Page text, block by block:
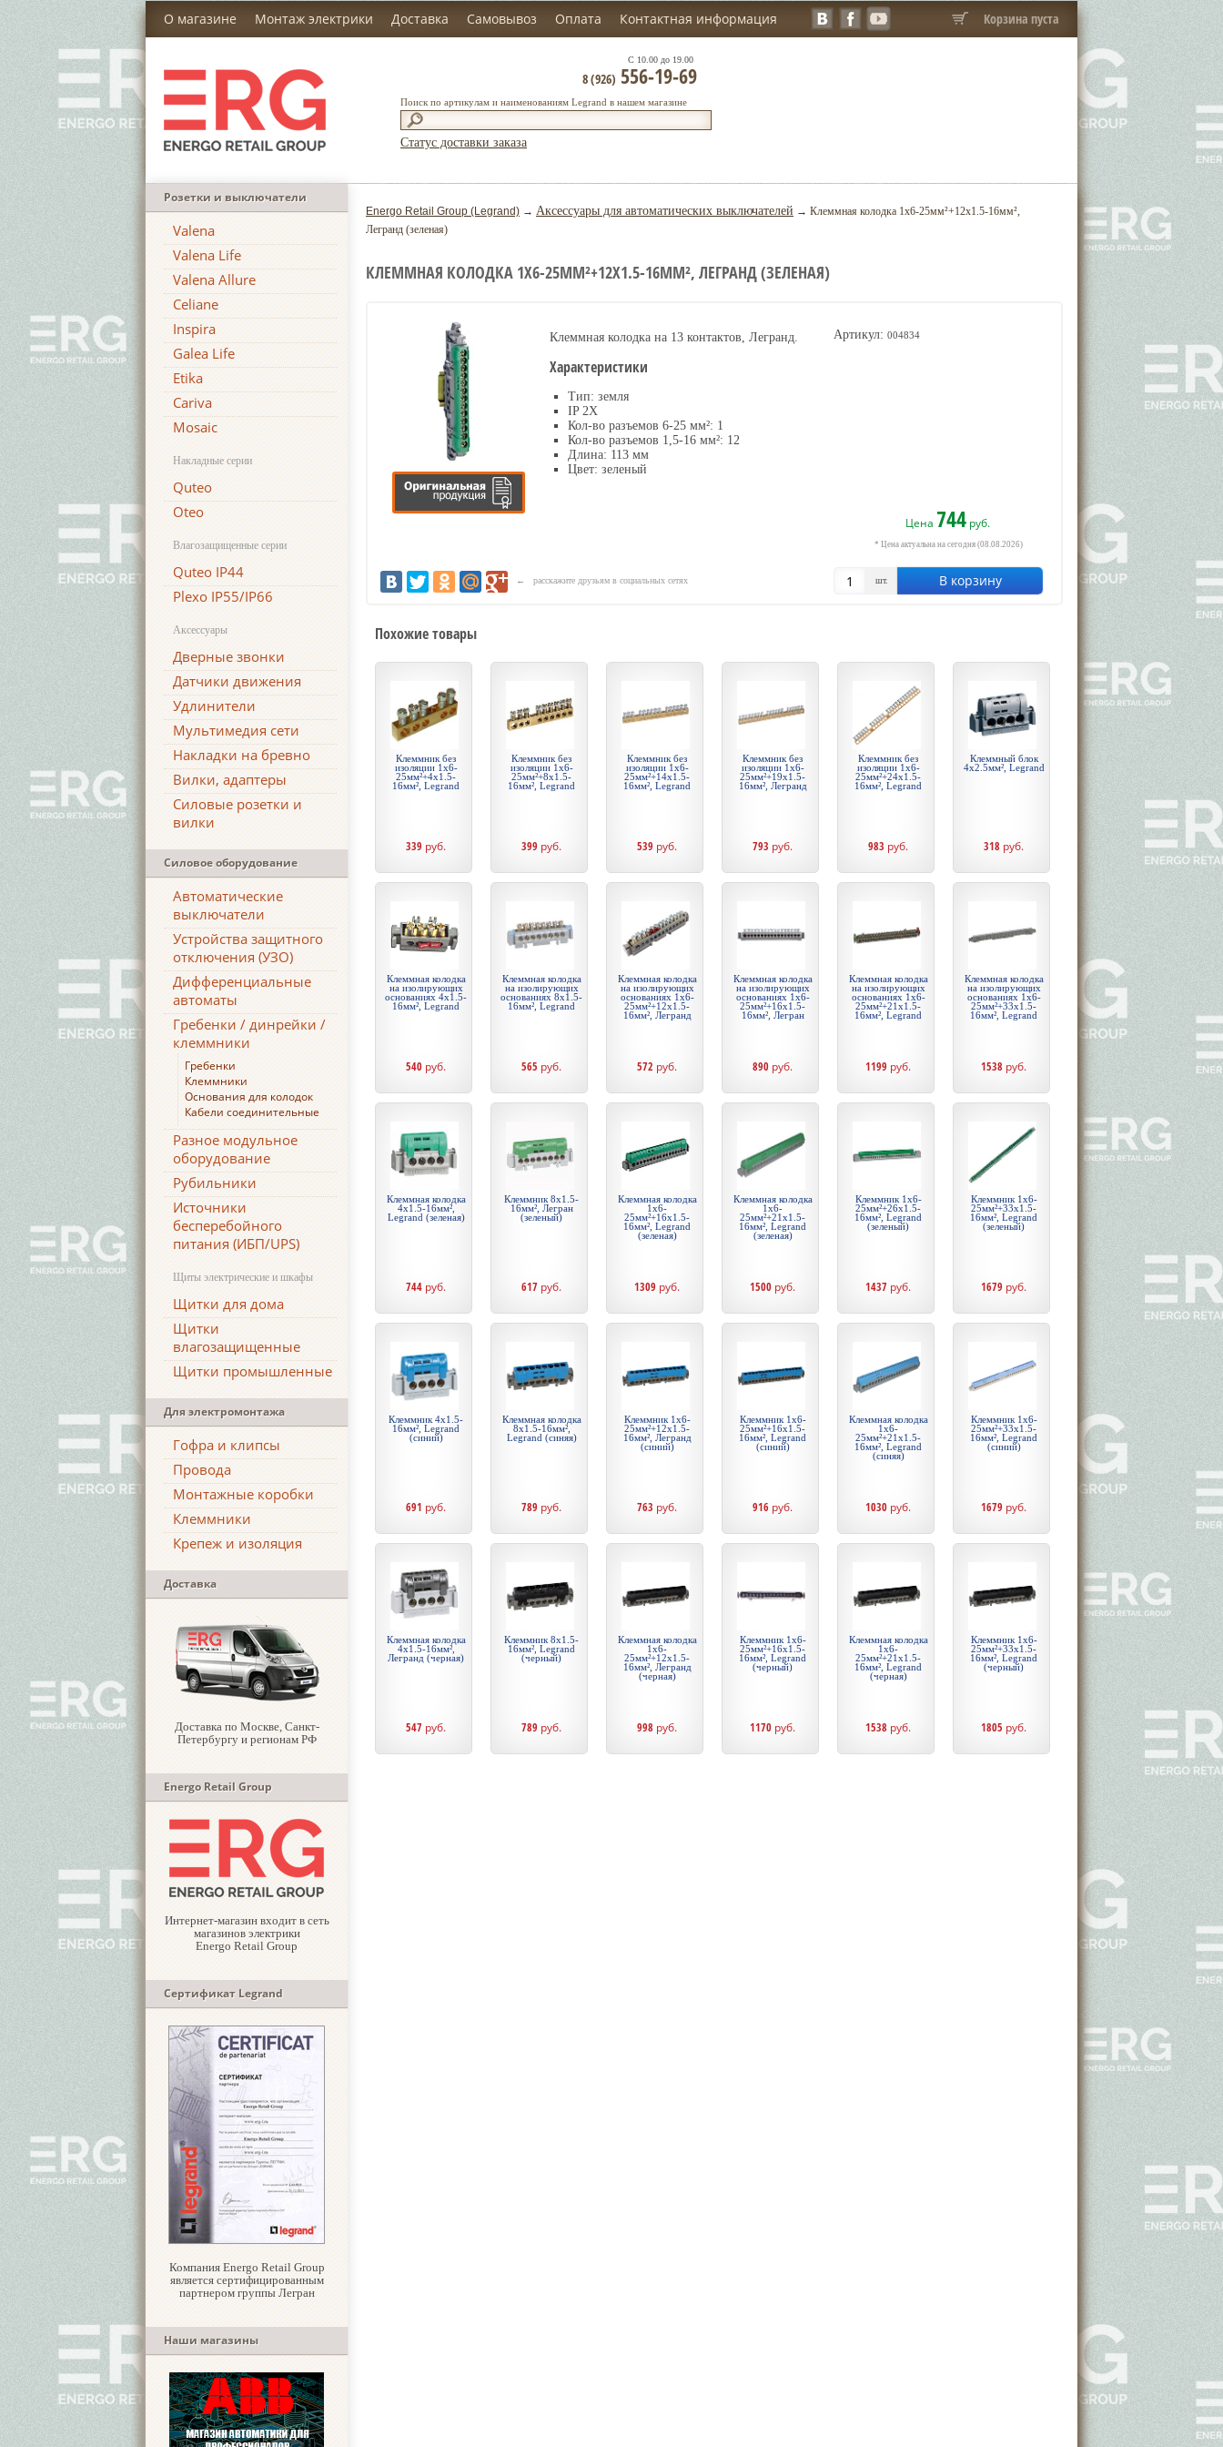
О магазине Монтаж электрики Доставка Самовывоз Оплата Контактная информация Корзина пуста
Поиск по артикулам и наименованиям Legrand в нашем магазине
С 10.00 до 19.00
8 (926) 556-19-69
Статус доставки заказа
Розетки и выключатели
Valena
Valena Life
Valena Allure
Celiane
Inspira
Galea Life
Etika
Cariva
Mosaic
Накладные серии
Quteo
Oteo
Влагозащищенные серии
Quteo IP44
Plexo IP55/IP66
Аксессуары
Дверные звонки
Датчики движения
Удлинители
Мультимедия сети
Накладки на бревно
Вилки, адаптеры
Силовые розетки и
вилки
Силовое оборудование
Автоматические
выключатели
Устройства защитного
отключения (УЗО)
Дифференциальные
автоматы
Гребенки / динрейки /
клеммники
Гребенки
Клеммники
Основания для колодок
Кабели соединительные
Разное модульное
оборудование
Рубильники
Источники
бесперебойного
питания (ИБП/UPS)
Щиты электрические и шкафы
Щитки для дома
Щитки
влагозащищенные
Щитки промышленные
Для электромонтажа
Гофра и клипсы
Провода
Монтажные коробки
Клеммники
Крепеж и изоляция
Доставка
Доставка по Москве, Санкт-
Петербургу и регионам РФ
Energo Retail Group
Интернет-магазин входит в сеть
магазинов электрики
Energo Retail Group
Сертификат Legrand
Компания Energo Retail Group
является сертифицированным
партнером группы Легран
Наши магазины
Energo Retail Group (Legrand) → Аксессуары для автоматических выключателей → Клеммная колодка 1х6-25мм²+12х1.5-16мм²,
Легранд (зеленая)
КЛЕММНАЯ КОЛОДКА 1Х6-25ММ²+12Х1.5-16ММ², ЛЕГРАНД (ЗЕЛЕНАЯ)
Артикул: 004834
Цена 744руб.
* Цена актуальна на сегодня (08.08.2026)
шт. В корзину
Клеммная колодка на 13 контактов, Легранд.
Характеристики
Тип: земля
IP 2X
Кол-во разъемов 6-25 мм²: 1
Кол-во разъемов 1,5-16 мм²: 12
Длина: 113 мм
Цвет: зеленый
← расскажите друзьям в социальных сетях
Похожие товары
Клеммник без
изоляции 1х6-
25мм²+4х1.5-
16мм², Legrand
339 руб.
Клеммник без
изоляции 1х6-
25мм²+8х1.5-
16мм², Legrand
399 руб.
Клеммник без
изоляции 1х6-
25мм²+14х1.5-
16мм², Legrand
539 руб.
Клеммник без
изоляции 1х6-
25мм²+19х1.5-
16мм², Легранд
793 руб.
Клеммник без
изоляции 1х6-
25мм²+24х1.5-
16мм², Legrand
983 руб.
Клеммный блок
4х2.5мм², Legrand
318 руб.
Клеммная колодка
на изолирующих
основаниях 4х1.5-
16мм², Legrand
540 руб.
Клеммная колодка
на изолирующих
основаниях 8х1.5-
16мм², Legrand
565 руб.
Клеммная колодка
на изолирующих
основаниях 1х6-
25мм²+12х1.5-
16мм², Легранд
572 руб.
Клеммная колодка
на изолирующих
основаниях 1х6-
25мм²+16х1.5-
16мм², Легран
890 руб.
Клеммная колодка
на изолирующих
основаниях 1х6-
25мм²+21х1.5-
16мм², Legrand
1199 руб.
Клеммная колодка
на изолирующих
основаниях 1х6-
25мм²+33х1.5-
16мм², Legrand
1538 руб.
Клеммная колодка
4х1.5-16мм²,
Legrand (зеленая)
744 руб.
Клеммник 8х1.5-
16мм², Легран
(зеленый)
617 руб.
Клеммная колодка
1х6-
25мм²+16х1.5-
16мм², Legrand
(зеленая)
1309 руб.
Клеммная колодка
1х6-
25мм²+21х1.5-
16мм², Legrand
(зеленая)
1500 руб.
Клеммник 1х6-
25мм²+26х1.5-
16мм², Legrand
(зеленый)
1437 руб.
Клеммник 1х6-
25мм²+33х1.5-
16мм², Legrand
(зеленый)
1679 руб.
Клеммник 4х1.5-
16мм², Legrand
(синий)
691 руб.
Клеммная колодка
8х1.5-16мм²,
Legrand (синяя)
789 руб.
Клеммник 1х6-
25мм²+12х1.5-
16мм², Легранд
(синий)
763 руб.
Клеммник 1х6-
25мм²+16х1.5-
16мм², Legrand
(синий)
916 руб.
Клеммная колодка
1х6-
25мм²+21х1.5-
16мм², Legrand
(синяя)
1030 руб.
Клеммник 1х6-
25мм²+33х1.5-
16мм², Legrand
(синий)
1679 руб.
Клеммная колодка
4х1.5-16мм²,
Легранд (черная)
547 руб.
Клеммник 8х1.5-
16мм², Legrand
(черный)
789 руб.
Клеммная колодка
1х6-
25мм²+12х1.5-
16мм², Легранд
(черная)
998 руб.
Клеммник 1х6-
25мм²+16х1.5-
16мм², Legrand
(черный)
1170 руб.
Клеммная колодка
1х6-
25мм²+21х1.5-
16мм², Legrand
(черная)
1538 руб.
Клеммник 1х6-
25мм²+33х1.5-
16мм², Legrand
(черный)
1805 руб.